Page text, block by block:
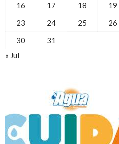
16
17 18 19
23
24 25 26
30
31
« Jul